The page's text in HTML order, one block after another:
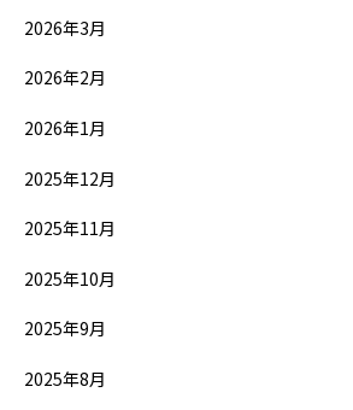
2026年3月
2026年2月
2026年1月
2025年12月
2025年11月
2025年10月
2025年9月
2025年8月